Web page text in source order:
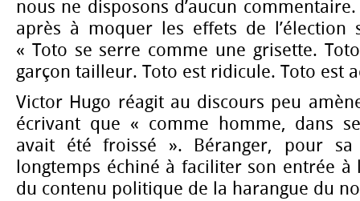
nous ne disposons d’aucun
après à moquer les effets de l’élection
« Toto se serre comme une grisette.
garçon tailleur. Toto est ridicule. Toto est
Victor Hugo réagit au discours peu
écrivant que « comme homme, dans
avait été froissé ». Béranger, pour
longtemps échiné à faciliter son entrée à
du contenu politique de la harangue du